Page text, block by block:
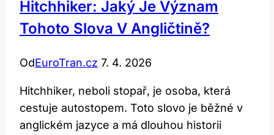
Hitchhiker: Jaký Je Význam
Tohoto Slova V Angličtině?
OdEuroTran.cz 7. 4. 2026
Hitchhiker, neboli stopař, je osoba, která
cestuje autostopem. Toto slovo je běžné v
anglickém jazyce a má dlouhou historii